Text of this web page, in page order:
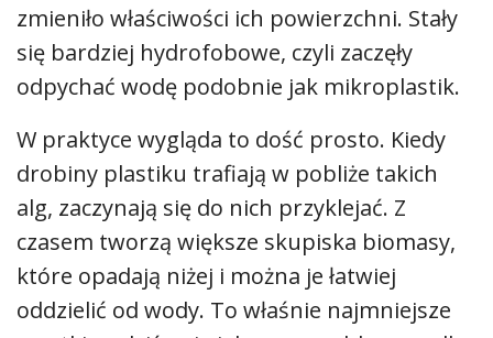
zmieniło właściwości ich powierzchni. Stały
się bardziej hydrofobowe, czyli zaczęły
odpychać wodę podobnie jak mikroplastik.
W praktyce wygląda to dość prosto. Kiedy
drobiny plastiku trafiają w pobliże takich
alg, zaczynają się do nich przyklejać. Z
czasem tworzą większe skupiska biomasy,
które opadają niżej i można je łatwiej
oddzielić od wody. To właśnie najmniejsze